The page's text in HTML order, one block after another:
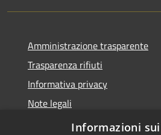
Amministrazione trasparente
Trasparenza rifiuti
Informativa privacy
Note legali
Dichiarazione di accessibilità
Informazioni